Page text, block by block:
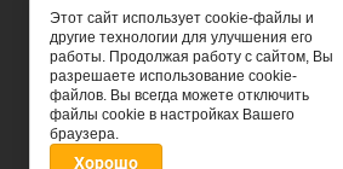
SMTECH.BY
© ООО "СМТЕХ-БЕЛ"
публичной
Этот сайт использует cookie-файлы и
другие технологии для улучшения его
работы. Продолжая работу с сайтом, Вы
разрешаете использование cookie-
файлов. Вы всегда можете отключить
файлы cookie в настройках Вашего
браузера.
Хорошо